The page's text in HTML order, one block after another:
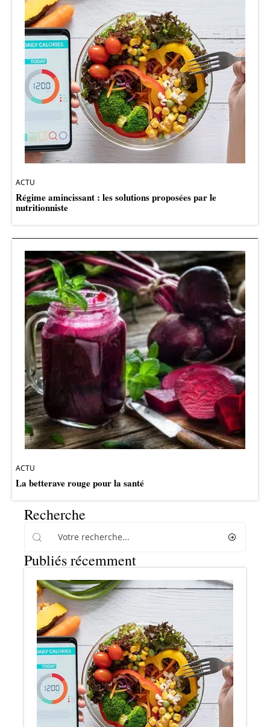
ACTU
Régime amincissant : les solutions proposées par le
nutritionniste
ACTU
La betterave rouge pour la santé
Recherche
Publiés récemment